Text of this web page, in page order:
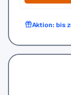
Aktion: bis